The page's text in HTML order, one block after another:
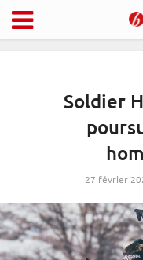
Soldier
27 février